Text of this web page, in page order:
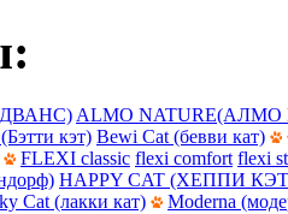
ALMO
кэт) Bewi Cat (бевви кат)
FLEXI classic flexi comfort flexi
HAPPY CAT (ХЕППИ
Cat (лакки кат)
Moderna